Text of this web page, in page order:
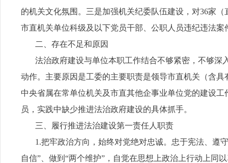
的机关文化氛围。三是加强机关纪委队伍建设，对36家
市直机关单位科级及以下党员干部、公职人员违纪违法案
二、存在不足和原因
法治政府建设与单位本职工作结合不够紧密，不够深
动作。主要原因是工委的主要职责是领导市直机关（含
中央省属在常单位机关及市直其他企事业单位党的建设
员，实践中缺少推进法治政府建设的具体抓手。
三、履行推进法治建设第一责任人职责
1.把牢政治方向，始终对党绝对忠诚。忠于宪法、遵守
自信”、做到“两个维护”，自觉在思想上政治上行动上同